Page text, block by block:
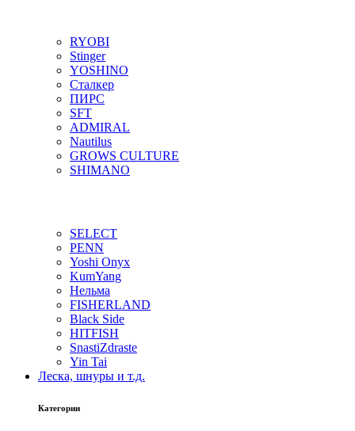
RYOBI
Stinger
YOSHINO
Сталкер
ПИРС
SFT
ADMIRAL
Nautilus
GROWS CULTURE
SHIMANO
SELECT
PENN
Yoshi Onyx
KumYang
Нельма
FISHERLAND
Black Side
HITFISH
SnastiZdraste
Yin Tai
Леска, шнуры и т.д.
Категории